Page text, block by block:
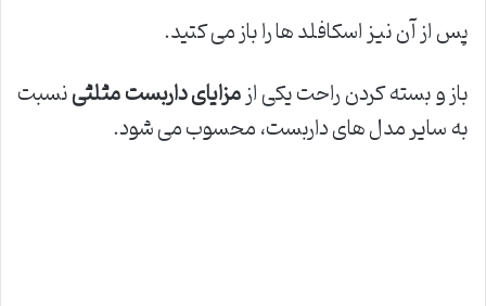
پس از آن نیز اسکافلد ها را باز می کتید.
باز و بسته کردن راحت یکی ازمزایای داربست مثلثینسبت
به سایر مدل های داربست، محسوب می شود.